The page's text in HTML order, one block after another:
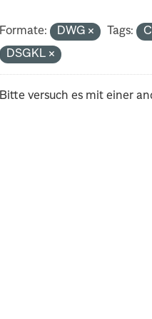
Formate: DWG Tags:
DSGKL
Bitte versuch es mit einer